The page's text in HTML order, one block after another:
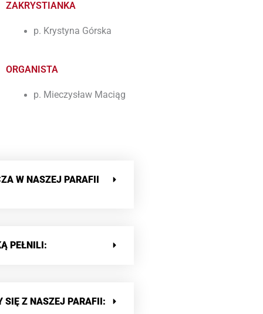
ZAKRYSTIANKA
p. Krystyna Górska
ORGANISTA
p. Mieczysław Maciąg
W NASZEJ PARAFII
PEŁNILI:
SIĘ Z NASZEJ PARAFII: